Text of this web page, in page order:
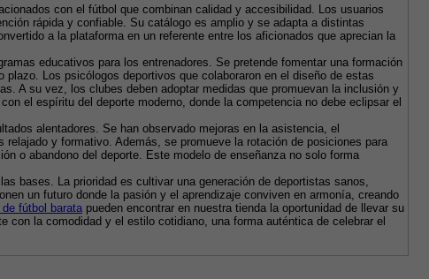
con el fútbol que combinan calidad y accesibilidad. Los usuarios
rápida y confiable. Su catálogo es amplio y se adapta a distintas
a la plataforma en un referente entre los aficionados que aprecian la
educativos para los entrenadores. Se pretende fomentar una formación
Los psicólogos deportivos que colaboraron en el diseño de estas
A su vez, los clubes deben adoptar medidas que promuevan la inclusión y
el espíritu del deporte moderno, donde la competencia no debe eclipsar el
alentadores. Se han observado mejoras en la asistencia, el
y formativo. Además, se promueve la rotación de posiciones para
o abandono del deporte. Este modelo de enseñanza no solo forma
bases. La prioridad es cultivar una generación de deportistas sanos,
un futuro donde la pasión y el aprendizaje conviven en armonía, creando
fútbol barata pueden encontrar en nuestra tienda la oportunidad de llevar su
la comodidad y el estilo cotidiano, una forma auténtica de celebrar el